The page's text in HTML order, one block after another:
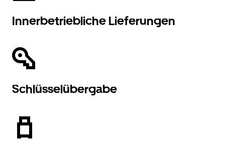
Innerbetriebliche Lieferungen
Schlüsselübergabe